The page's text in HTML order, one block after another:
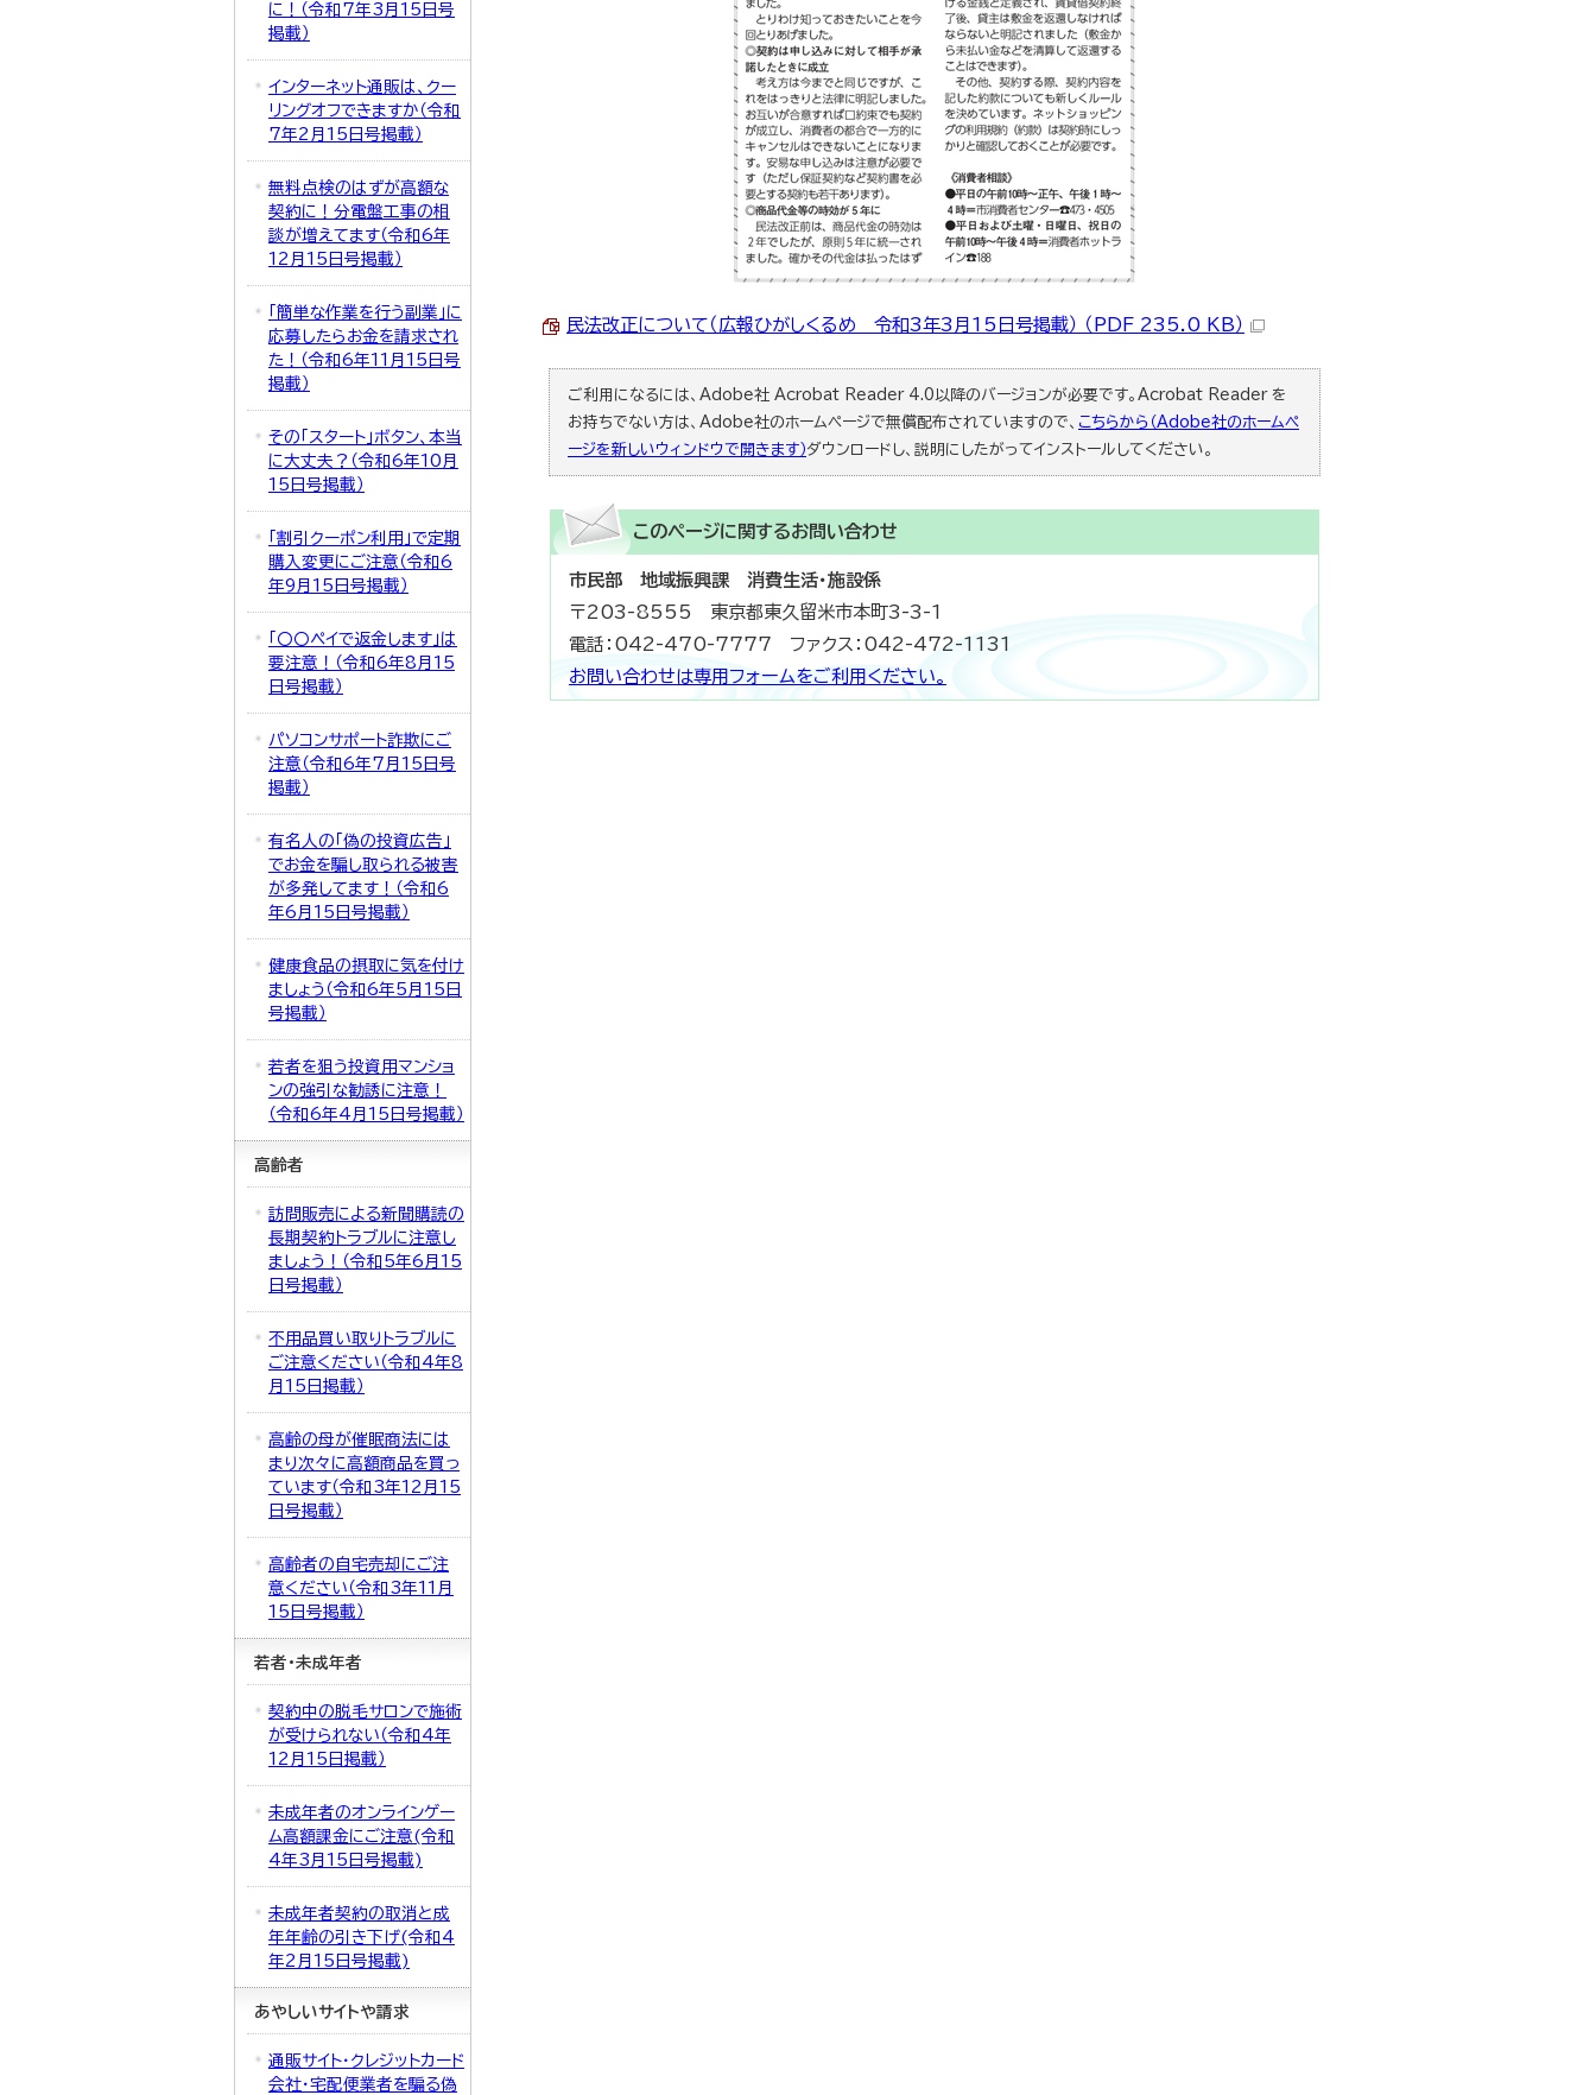
民法改正について（広報ひがしくるめ 令和3年3月15日号掲載） （PDF 235.0 KB）
ご利用になるには、Adobe社 Acrobat Reader 4.0以降のバージョンが必要です。Acrobat Reader を
お持ちでない方は、Adobe社のホームページで無償配布されていますので、 こちらから（Adobe社のホームペ
ージを新しいウィンドウで開きます）ダウンロードし、説明にしたがってインストールしてください。
このページに関するお問い合わせ
市民部 地域振興課 消費生活・施設係
〒203-8555 東京都東久留米市本町3-3-1
電話：042-470-7777 ファクス：042-472-1131
お問い合わせは専用フォームをご利用ください。
に！（令和7年3月15日号
掲載）
インターネット通販は、クー
リングオフできますか（令和
7年2月15日号掲載）
無料点検のはずが高額な
契約に！分電盤工事の相
談が増えてます（令和6年
12月15日号掲載）
「簡単な作業を行う副業」に
応募したらお金を請求され
た！（令和6年11月15日号
掲載）
その「スタート」ボタン、本当
に大丈夫？（令和6年10月
15日号掲載）
「割引クーポン利用」で定期
購入変更にご注意（令和6
年9月15日号掲載）
「〇〇ペイで返金します」は
要注意！（令和6年8月15
日号掲載）
パソコンサポート詐欺にご
注意（令和6年7月15日号
掲載）
有名人の「偽の投資広告」
でお金を騙し取られる被害
が多発してます！（令和6
年6月15日号掲載）
健康食品の摂取に気を付け
ましょう（令和6年5月15日
号掲載）
若者を狙う投資用マンショ
ンの強引な勧誘に注意！
（令和6年4月15日号掲載）
高齢者
訪問販売による新聞購読の
長期契約トラブルに注意し
ましょう！（令和5年6月15
日号掲載）
不用品買い取りトラブルに
ご注意ください（令和4年8
月15日掲載）
高齢の母が催眠商法には
まり次々に高額商品を買っ
ています（令和3年12月15
日号掲載）
高齢者の自宅売却にご注
意ください（令和3年11月
15日号掲載）
若者・未成年者
契約中の脱毛サロンで施術
が受けられない（令和4年
12月15日掲載）
未成年者のオンラインゲー
ム高額課金にご注意(令和
4年3月15日号掲載)
未成年者契約の取消と成
年年齢の引き下げ(令和4
年2月15日号掲載)
あやしいサイトや請求
通販サイト・クレジットカード
会社・宅配便業者を騙る偽